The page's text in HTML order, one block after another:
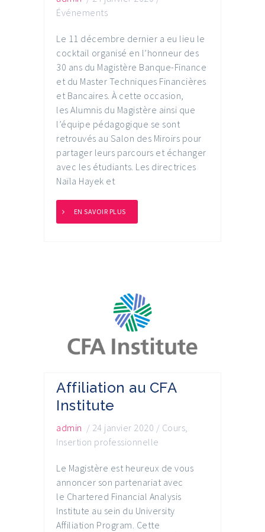
Événements
Le 11 décembre dernier a eu lieu le
cocktail organisé en l’honneur des
30 ans du Magistère Banque-Finance
et du Master Techniques Financières
et Bancaires. À cette occasion,
les Alumnis du Magistère ainsi que
l’équipe pédagogique se sont
retrouvés au Salon des Miroirs pour
partager leurs parcours et échanger
avec les étudiants. Les directrices
Naïla Hayek et
EN SAVOIR PLUS
Affiliation au CFA
Institute
admin / 24 janvier 2020 / Cours,
Insertion professionnelle
Le Magistère est heureux de vous
annoncer son partenariat avec
le Chartered Financial Analysis
Institute au sein du University
Affiliation Program. Cette